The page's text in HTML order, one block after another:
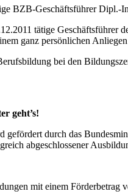
BZB-Geschäftsführer
tätige Geschäftsführer
ganz persönlichen
bei den
geht’s!
gefördert durch das
abgeschlossener
mit einem